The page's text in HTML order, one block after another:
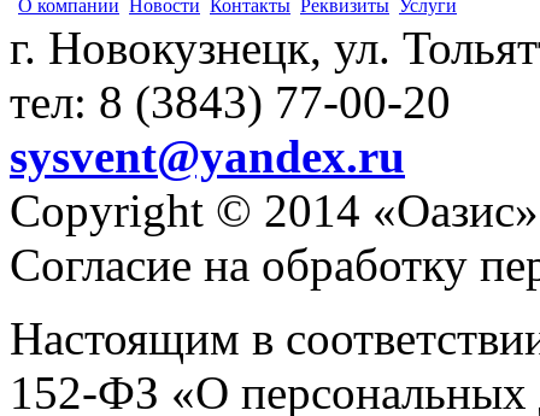
О компании Новости Контакты Реквизиты Услуги
г. Новокузнецк, ул.
тел: 8 (3843) 77-00-20
sysvent@yandex.ru
Copyright © 2014 «Оазис»
Согласие на обработку
Настоящим в
152-ФЗ «О персональных